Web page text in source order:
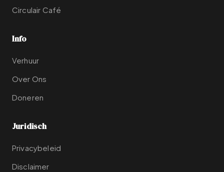
Circulair Café
Info
Verhuur
Over Ons
Doneren
Juridisch
Privacybeleid
Disclaimer